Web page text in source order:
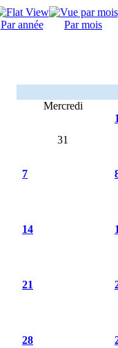
Par année Par mois
Mercredi
31
7
14
21
28